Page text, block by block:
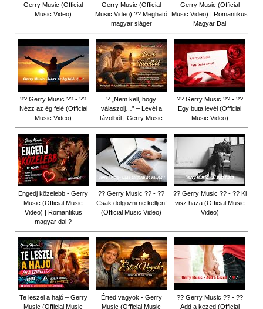
Gerry Music (Official
Music Video)
Gerry Music (Official
Music Video) ?? Megható
magyar sláger
Gerry Music (Official
Music Video) | Romantikus
Magyar Dal
?? Gerry Music ?? - ??
Nézz az ég felé (Official
Music Video)
? „Nem kell, hogy
válaszolj…” – Levél a
távolból | Gerry Music
?? Gerry Music ?? - ??
Egy buta levél (Official
Music Video)
Engedj közelebb - Gerry
Music (Official Music
Video) | Romantikus
magyar dal ?
?? Gerry Music ?? - ??
Csak dolgozni ne kelljen!
(Official Music Video)
?? Gerry Music ?? - ?? Ki
visz haza (Official Music
Video)
Te leszel a hajó – Gerry
Music (Official Music
Érted vagyok - Gerry
Music (Official Music
?? Gerry Music ?? - ??
Add a kezed (Official